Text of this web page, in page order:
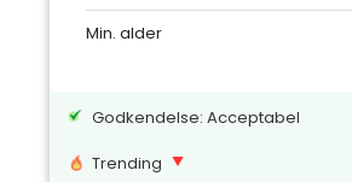
Min. alder
Godkendelse: Acceptabel
Trending